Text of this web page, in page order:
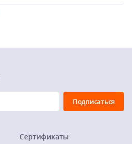
Сертификаты